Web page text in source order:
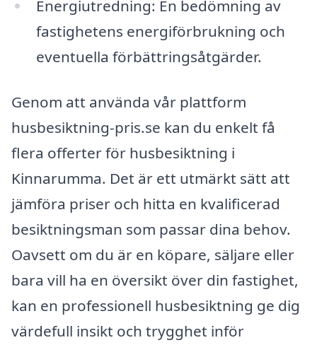
Energiutredning: En bedömning av
fastighetens energiförbrukning och
eventuella förbättringsåtgärder.
Genom att använda vår plattform
husbesiktning-pris.se kan du enkelt få
flera offerter för husbesiktning i
Kinnarumma. Det är ett utmärkt sätt att
jämföra priser och hitta en kvalificerad
besiktningsman som passar dina behov.
Oavsett om du är en köpare, säljare eller
bara vill ha en översikt över din fastighet,
kan en professionell husbesiktning ge dig
värdefull insikt och trygghet inför